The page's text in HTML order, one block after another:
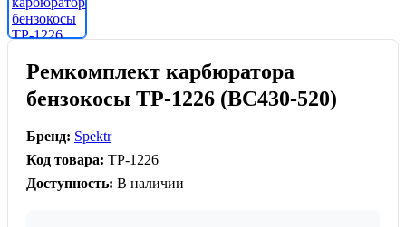
Ремкомплект карбюратора
бензокосы TP-1226 (BC430-520)
Бренд: Spektr
Код товара: TP-1226
Доступность: В наличии